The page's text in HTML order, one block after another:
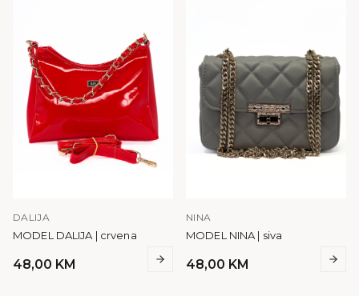
DALIJA
MODEL DALIJA | crvena
48,00 KM
NINA
MODEL NINA | siva
48,00 KM